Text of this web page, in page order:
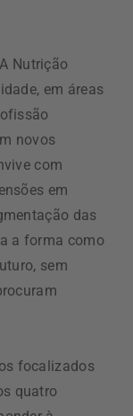
A Nutrição
em áreas
novos
com
em
das
a forma como
sem
focalizados
quatro